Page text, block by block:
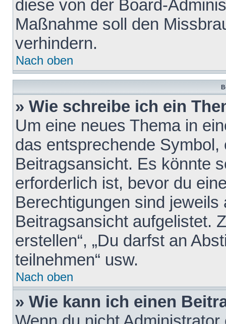
diese von der Board-
Maßnahme soll den
verhindern.
Nach oben
» Wie schreibe ich ein
Um eine neues Thema in
das entsprechende
Beitragsansicht. Es könnte
erforderlich ist, bevor du
Berechtigungen sind
Beitragsansicht aufgelistet.
erstellen“, „Du darfst an
teilnehmen“ usw.
Nach oben
» Wie kann ich einen